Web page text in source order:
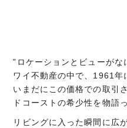
”ロケーションとビューが
ワイ不動産の中で、1961年
いまだにこの価格での取引
ドコーストの希少性を物語
リビングに入った瞬間に広